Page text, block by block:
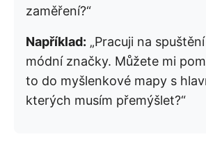
zaměření?“
Například: „Pracuji na
módní značky. Můžete mi
to do myšlenkové mapy s
kterých musím přemýšlet?“